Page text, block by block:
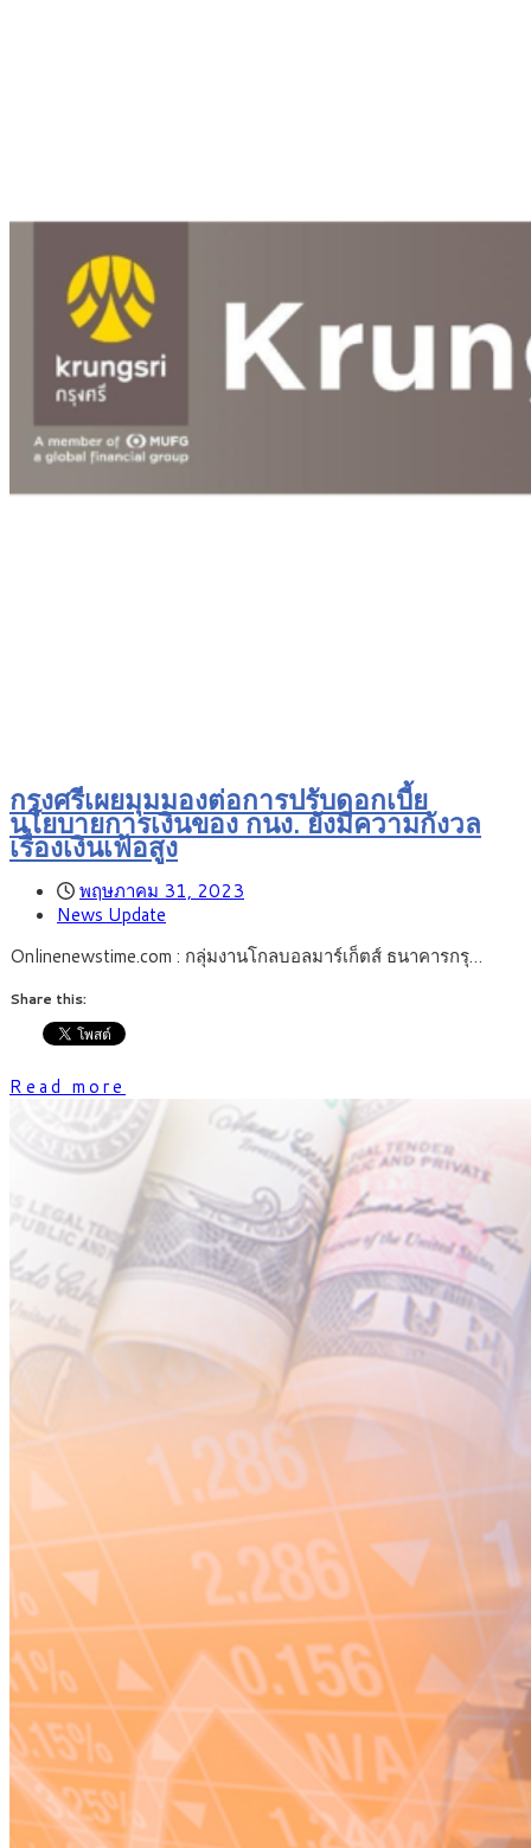
กรุงศรีเผยมุมมองต่อการปรับดอกเบี้ย
นโยบายการเงินของ กนง. ยังมีความกังวล
เรื่องเงินเฟ้อสูง
พฤษภาคม 31, 2023
News Update
Onlinenewstime.com : กลุ่มงานโกลบอลมาร์เก็ตส์ ธนาคารกรุ…
Share this:
Read more